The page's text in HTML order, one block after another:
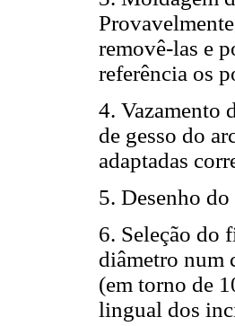
removê-las e
referência os
4. Vazamento
de gesso do
adaptadas
5. Desenho
6. Seleção do
diâmetro num
(em torno de
lingual dos